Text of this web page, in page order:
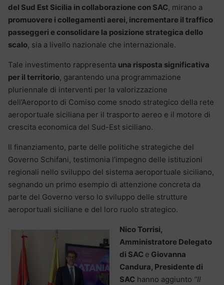
del Sud Est Sicilia in collaborazione con SAC, mirano a
promuovere i collegamenti aerei, incrementare il traffico
passeggeri e consolidare la posizione strategica dello
scalo, sia a livello nazionale che internazionale.
Tale investimento rappresenta una risposta significativa
per il territorio, garantendo una programmazione
pluriennale di interventi per la valorizzazione
dell’Aeroporto di Comiso come snodo strategico della rete
aeroportuale siciliana per il trasporto aereo e il motore di
crescita economica del Sud-Est siciliano.
Il finanziamento, parte delle politiche strategiche del
Governo Schifani, testimonia l’impegno delle istituzioni
regionali nello sviluppo del sistema aeroportuale siciliano,
segnando un primo esempio di attenzione concreta da
parte del Governo verso lo sviluppo delle strutture
aeroportuali siciliane e del loro ruolo strategico.
Nico Torrisi,
Amministratore Delegato
di SAC e Giovanna
Candura, Presidente di
SAC hanno aggiunto “Il